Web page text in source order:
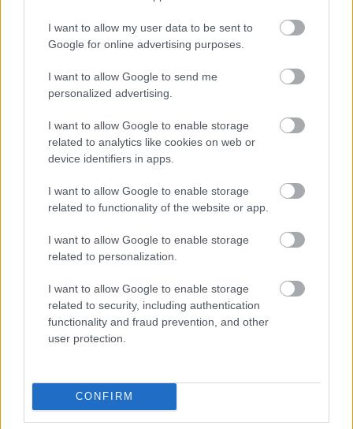
I want to allow my user data to be sent to
Google for online advertising purposes.
I want to allow Google to send me
personalized advertising.
I want to allow Google to enable storage
related to analytics like cookies on web or
device identifiers in apps.
I want to allow Google to enable storage
related to functionality of the website or app.
I want to allow Google to enable storage
related to personalization.
I want to allow Google to enable storage
related to security, including authentication
functionality and fraud prevention, and other
user protection.
CONFIRM
Kritikus szemmel a produkcióról:
ráadásul épp a legvégén, a finálé rondójában kell
legjobban odatennie magát. A premieren